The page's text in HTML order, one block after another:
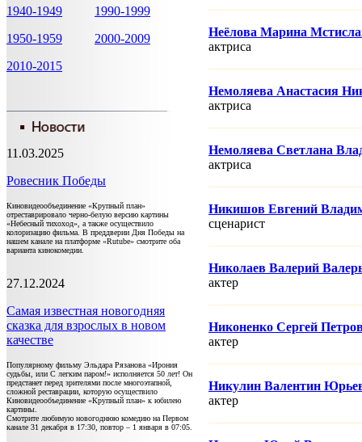
1940-1949
1990-1999
1950-1959
2000-2009
2010-2015
11.03.2025
Ровесник Победы
Киновидеообъединение «Крупный план»
отреставрировало черно-белую версию картины
«Небесный тихоход», а также осуществило
колоризацию фильма. В преддверии Дня Победы на
нашем канале на платформе «Rutube» смотрите оба
варианта кинокомедии.
27.12.2024
Самая известная новогодняя
сказка для взрослых в новом
качестве
Популярному фильму Эльдара Рязанова «Ирония
судьбы, или С легким паром!» исполняется 50 лет! Он
предстанет перед зрителями после многоэтапной,
сложной реставрации, которую осуществило
Киновидеообъединение «Крупный план» к юбилею
картины.
Смотрите любимую новогоднюю комедию на Первом
канале 31 декабря в 17:30, повтор – 1 января в 07:05.
Неёлова Марина
актриса
Немоляева Анастасия
актриса
Немоляева Светлана
актриса
Никишов Евгений
сценарист
Николаев Валерий
актер
Никоненко Сергей
актер
Никулин Валентин
актер